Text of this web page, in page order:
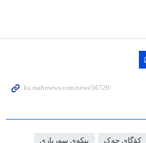
کۆگای چەک بنکەی سەربازی